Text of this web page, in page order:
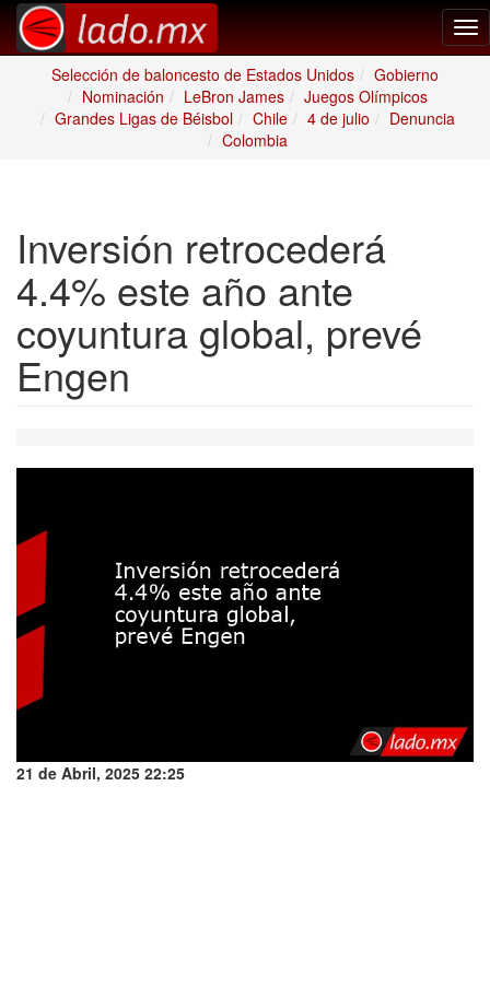
Selección de baloncesto de Estados Unidos
Gobierno
Nominación
LeBron James
Juegos Olímpicos
Grandes Ligas de Béisbol
Chile 4 de julio
Denuncia
Colombia
Inversión retrocederá
4.4% este año ante
coyuntura global, prevé
Engen
21 de Abril, 2025 22:25